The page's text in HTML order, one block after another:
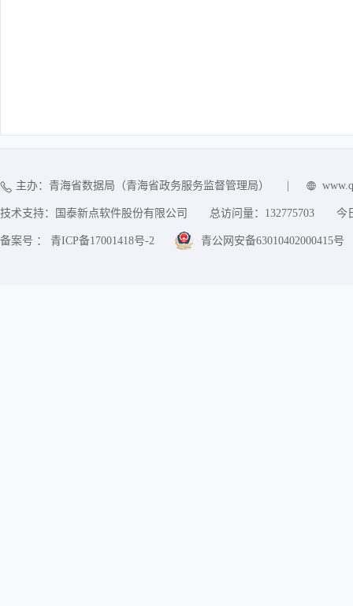
主办：青海省数据局（青海省政务服务监督管理局）
技术支持：国泰新点软件股份有限公司 总访问量： 132775703 今
备案号 ： 青ICP备17001418号-2 青公网安备63010402000415号